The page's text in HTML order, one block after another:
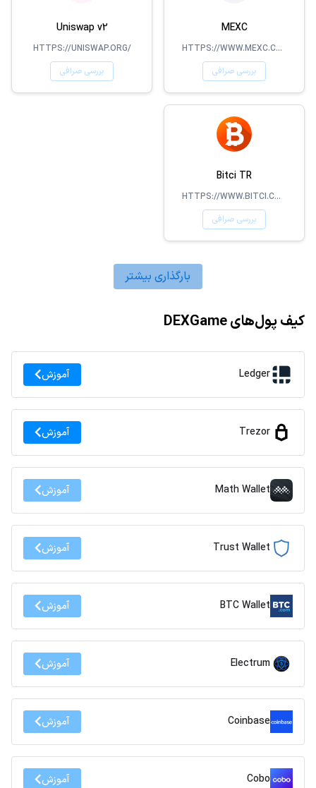
MEXC
HTTPS://WWW.MEXC.COM/
بررسی صرافی
Uniswap v2
HTTPS://UNISWAP.ORG/
بررسی صرافی
Bitci TR
HTTPS://WWW.BITCI.COM.TR/
بررسی صرافی
بارگذاری بیشتر
کیف پول‌های DEXGame
Ledger آموزش
Trezor آموزش
Math Wallet آموزش
Trust Wallet آموزش
BTC Wallet آموزش
Electrum آموزش
Coinbase آموزش
Cobo آموزش